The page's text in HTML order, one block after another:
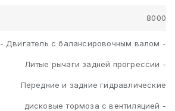
8000
- Двигатель с балансировочным валом -
Литые рычаги задней прогрессии -
Передние и задние гидравлические
дисковые тормоза с вентиляцией -